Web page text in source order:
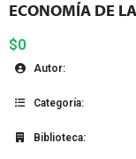
ECONOMÍA DE
$0
Autor:
Categoría:
Biblioteca: